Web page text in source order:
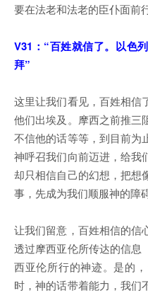
要在法老和法老的臣仆面前
V31：“百姓就信了。以色
拜”
这里让我们看见，百姓相信
他们出埃及。摩西之前推三
不信他的话等等，到目前为
神呼召我们向前迈进，给我
却只相信自己的幻想，把想
事，先成为我们顺服神的障
让我们留意，百姓相信的信
透过摩西亚伦所传达的信息
西亚伦所行的神迹。是的
时，神的话带着能力，我们